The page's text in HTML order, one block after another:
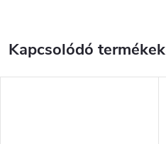
Kapcsolódó termékek